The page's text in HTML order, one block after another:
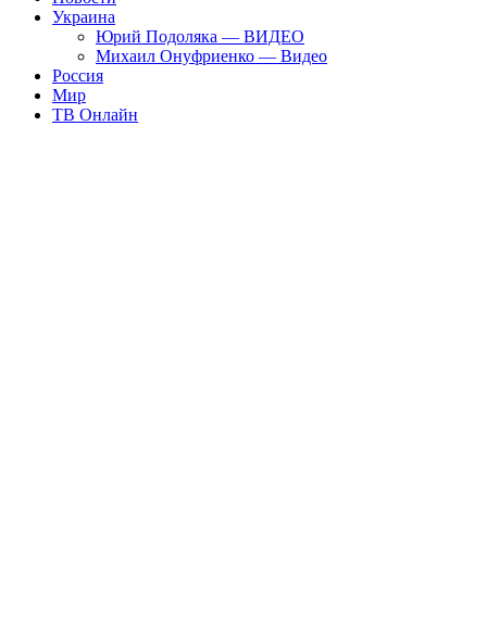
Украина
Юрий Подоляка — ВИДЕО
Михаил Онуфриенко — Видео
Россия
Мир
ТВ Онлайн